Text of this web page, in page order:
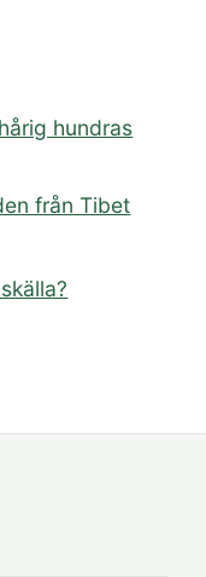
hundras
från Tibet